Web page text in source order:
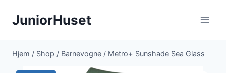
JuniorHuset
Hjem / Shop / Barnevogne / Metro+ Sunshade Sea Glass